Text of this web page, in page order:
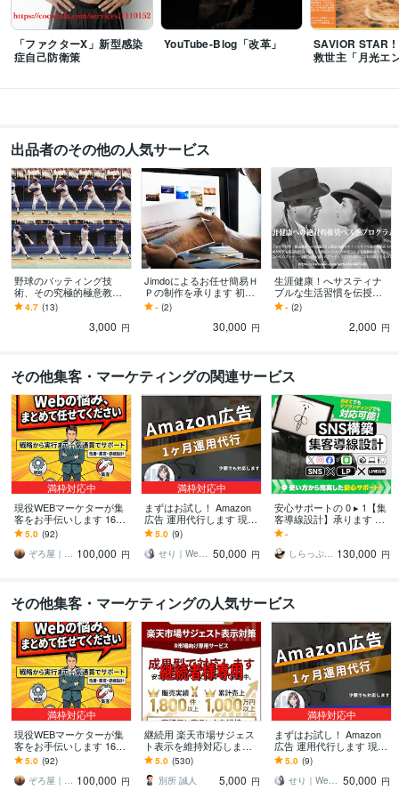
「ファクターX」新型感染
症自己防衛策
YouTube-Blog「改革」
SAVIOR STAR !
救世主「月光エ
出品者のその他の人気サービス
野球のバッティング技
術、その究極的極意教え
ます 昨今プロ野球界では
バッティング技術にゴル
フスイングを研究！
4.7 (13)
3,000 円
Jimdoによるお任せ簡易Ｈ
Ｐの制作を承ります 初め
ての方等の為の簡易ＨＰ
制作をテーマだけ丸投げ
- (2)
30,000 円
生涯健康！へサスティナ
ブルな生活習慣を伝授し
ます 20年に及ぶ実体験と
ネットランキング情報に
基づくプログラム！
- (2)
2,000 円
その他集客・マーケティングの関連サービス
満枠対応中
現役WEBマーケターが集
客をお手伝いします 16の
ノウハウから御社に合っ
た方法と戦略を進呈！！
5.0 (92)
ぞろ屋｜勝てるホームページ作成会社 100,000 円
満枠対応中
まずはお試し！ Amazon
広告 運用代行します 現役
の1,000万円運用者があな
たの商品の魅力を伝えま
す！
5.0 (9)
せり｜Web広告サポート・運用相談 50,000 円
安心サポートの 0 ▸ 1【集
客導線設計】承ります 各
種SNSから公式LINEまで
の分かりやすい導線設計
です！
-
しらっぷキャノン｜Web Circus 130,000 円
その他集客・マーケティングの人気サービス
満枠対応中
現役WEBマーケターが集
客をお手伝いします 16の
ノウハウから御社に合っ
た方法と戦略を進呈！！
5.0 (92)
ぞろ屋｜勝てるホームページ作成会社 100,000 円
継続用 楽天市場サジェス
ト表示を維持対応します
成果達成後の表示維持・
再対応を行います
5.0 (530)
別所 誠人
5,000 円
満枠対応中
まずはお試し！ Amazon
広告 運用代行します 現役
の1,000万円運用者があな
たの商品の魅力を伝えま
す！
5.0 (9)
せり｜Web広告サポート・運用相談 50,000 円